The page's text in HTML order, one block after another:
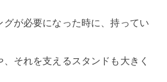
グが必要になった時に、持ってい
それを支えるスタンドも大きく